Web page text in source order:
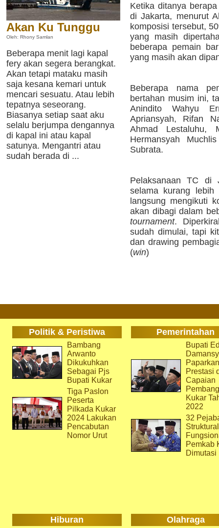
Akan Ku Tunggu
Oleh: Rhony Samlan
Beberapa menit lagi kapal
fery akan segera berangkat.
Akan tetapi mataku masih
saja kesana kemari untuk
mencari sesuatu. Atau lebih
tepatnya seseorang.
Biasanya setiap saat aku
selalu berjumpa dengannya
di kapal ini atau kapal
satunya. Mengantri atau
sudah berada di ...
Ketika ditanya
di Jakarta, menurut
komposisi tersebut,
yang masih
beberapa pemain
yang masih akan
Beberapa nama
bertahan musim ini,
Anindito Wahyu
Apriansyah, Rifan
Ahmad Lestaluhu,
Hermansyah
Subrata.
Pelaksanaan TC di
selama kurang
langsung mengikuti
akan dibagi dalam
tournament.
sudah dimulai, tapi
dan drawing
(win)
Politik & Peristiwa Pemerintahan
Bambang
Arwanto
Dikukuhkan
Sebagai Pjs
Bupati Kukar
Tiga Paslon
Peserta
Pilkada Kukar
2024 Lakukan
Pencabutan
Nomor Urut
Bupati
Paparkan
Prestasi
Capaian
Kukar
2022
32
Pemkab
Dimutasi
Hiburan Olahraga